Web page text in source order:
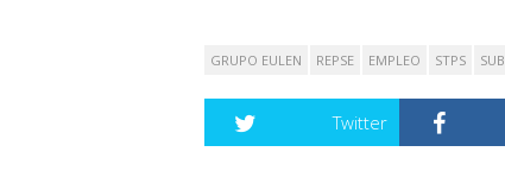
GRUPO EULEN REPSE EMPLEO STPS
Twitter